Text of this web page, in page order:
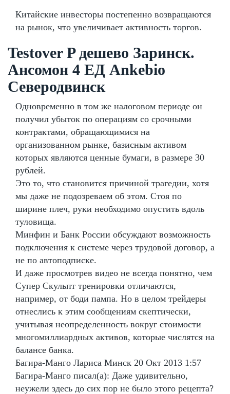
Китайские инвесторы постепенно возвращаются
на рынок, что увеличивает активность торгов.
Testover P дешево Заринск.
Ансомон 4 ЕД Ankebio
Северодвинск
Одновременно в том же налоговом периоде он
получил убыток по операциям со срочными
контрактами, обращающимися на
организованном рынке, базисным активом
которых являются ценные бумаги, в размере 30
рублей.
Это то, что становится причиной трагедии, хотя
мы даже не подозреваем об этом. Стоя по
ширине плеч, руки необходимо опустить вдоль
туловища.
Минфин и Банк России обсуждают возможность
подключения к системе через трудовой договор, а
не по автоподписке.
И даже просмотрев видео не всегда понятно, чем
Супер Скульпт тренировки отличаются,
например, от боди пампа. Но в целом трейдеры
отнеслись к этим сообщениям скептически,
учитывая неопределенность вокруг стоимости
многомиллиардных активов, которые числятся на
балансе банка.
Багира-Манго Лариса Минск 20 Окт 2013 1:57
Багира-Манго писал(а): Даже удивительно,
неужели здесь до сих пор не было этого рецепта?